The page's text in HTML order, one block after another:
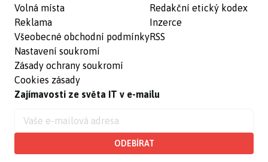
Volná místa
Reklama
Všeobecné obchodní podmínky
Nastavení soukromí
Zásady ochrany soukromí
Cookies zásady
Redakční etický kodex
Inzerce
RSS
Zajímavosti ze světa IT v e-mailu
ODEBÍRAT